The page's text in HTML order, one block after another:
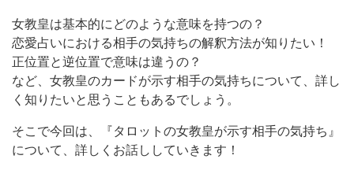
女教皇は基本的にどのような意味を持つの？
恋愛占いにおける相手の気持ちの解釈方法が知りたい！
正位置と逆位置で意味は違うの？
など、女教皇のカードが示す相手の気持ちについて、詳し
く知りたいと思うこともあるでしょう。
そこで今回は、『タロットの女教皇が示す相手の気持ち』
について、詳しくお話ししていきます！